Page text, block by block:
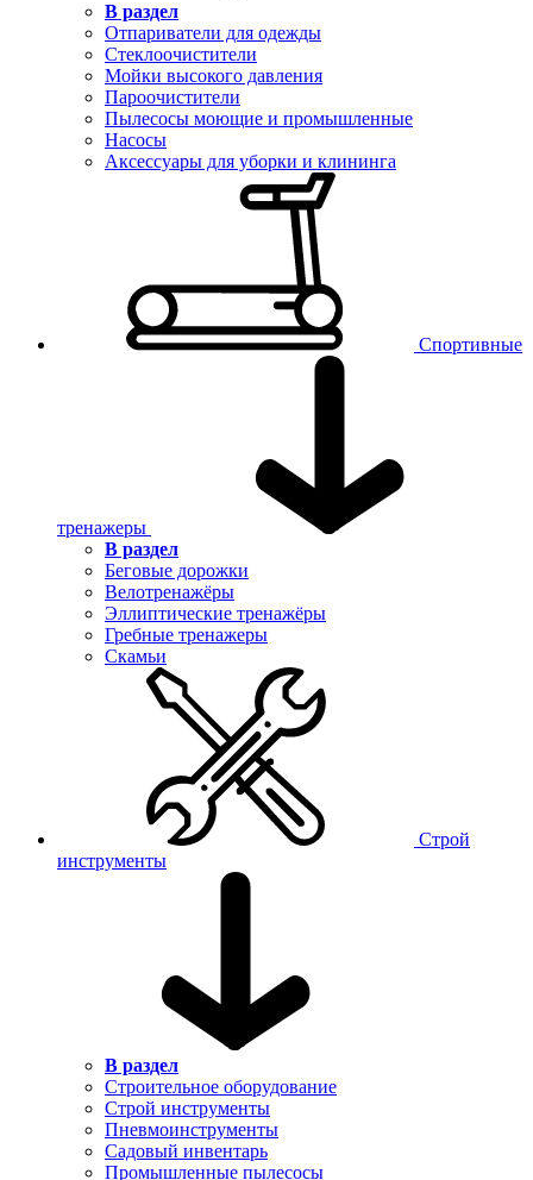
В раздел
Отпариватели для одежды
Стеклоочистители
Мойки высокого давления
Пароочистители
Пылесосы моющие и промышленные
Насосы
Аксессуары для уборки и клининга
Спортивные
тренажеры
В раздел
Беговые дорожки
Велотренажёры
Эллиптические тренажёры
Гребные тренажеры
Скамьи
Строй
инструменты
В раздел
Строительное оборудование
Строй инструменты
Пневмоинструменты
Садовый инвентарь
Промышленные пылесосы